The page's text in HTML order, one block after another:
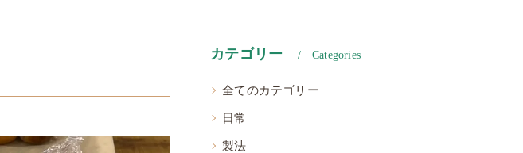
カテゴリー Categories
全てのカテゴリー
日常
製法